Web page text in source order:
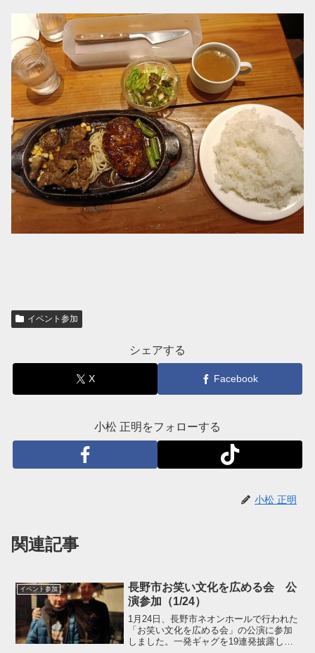
イベント参加
シェアする
X Facebook
小松 正明をフォローする
小松 正明
関連記事
イベント参加
長野市お笑い文化を広める会 公
演参加（1/24）
1月24日、長野市ネオンホールで行われた
「お笑い文化を広める会」の公演に参加
しました。一発ギャグを19連発披露し、